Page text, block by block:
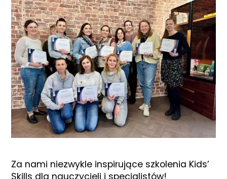
Za nami niezwykle inspirujące szkolenia Kids’